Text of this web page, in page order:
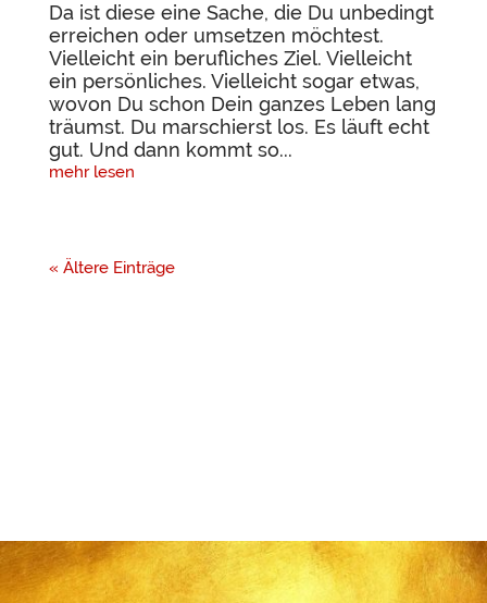
Da ist diese eine Sache, die Du unbedingt
erreichen oder umsetzen möchtest.
Vielleicht ein berufliches Ziel. Vielleicht
ein persönliches. Vielleicht sogar etwas,
wovon Du schon Dein ganzes Leben lang
träumst. Du marschierst los. Es läuft echt
gut. Und dann kommt so...
mehr lesen
« Ältere Einträge